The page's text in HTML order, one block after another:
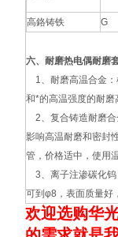
高鉻铸铁 G
六、耐磨热电偶耐磨
1、耐磨高温合金：
和*的高温强度的耐
2、复合铸造耐磨合
影响高温耐磨和密封
管，价格适中，使用
3、离子注渗碳化钨
可到φ8，表面质量好
欢迎选购华